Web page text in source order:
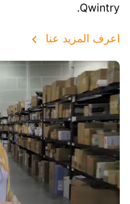
Qwintry.
اعرف المزيد عنا